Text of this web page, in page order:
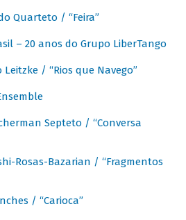
Quarteto / “Feira”
– 20 anos do Grupo LiberTango
Leitzke / “Rios que Navego”
Septeto / “Conversa
Rosas-Bazarian / “Fragmentos
/ “Carioca”